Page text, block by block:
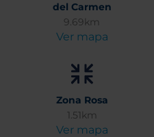
del Carmen
9.69km
Ver mapa
Zona Rosa
1.51km
Ver mapa